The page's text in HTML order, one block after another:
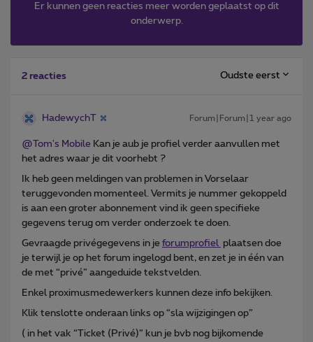
Er kunnen geen reacties meer worden geplaatst op dit
onderwerp.
2 reacties Oudste eerst
HadewychT Forum|Forum|1 year ago
@Tom's Mobile Kan je aub je profiel verder aanvullen met
het adres waar je dit voorhebt ?
Ik heb geen meldingen van problemen in Vorselaar
teruggevonden momenteel. Vermits je nummer gekoppeld
is aan een groter abonnement vind ik geen specifieke
gegevens terug om verder onderzoek te doen.
Gevraagde privégegevens in je forumprofiel plaatsen doe
je terwijl je op het forum ingelogd bent, en zet je in één van
de met “privé” aangeduide tekstvelden.
Enkel proximusmedewerkers kunnen deze info bekijken.
Klik tenslotte onderaan links op “sla wijzigingen op”
( in het vak “Ticket (Privé)” kun je bvb nog bijkomende